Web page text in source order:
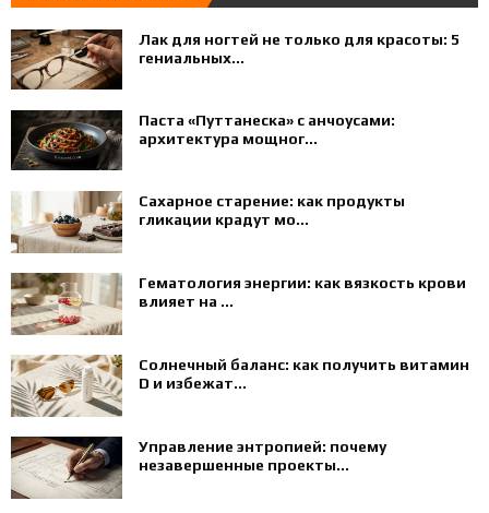
Лак для ногтей не только для красоты: 5
гениальных...
Паста «Путтанеска» с анчоусами:
архитектура мощног...
Сахарное старение: как продукты
гликации крадут мо...
Гематология энергии: как вязкость крови
влияет на ...
Солнечный баланс: как получить витамин
D и избежат...
Управление энтропией: почему
незавершенные проекты...